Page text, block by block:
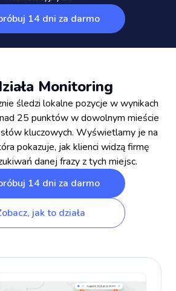
14 dni za darmo
Monitoring
śledzi lokalne pozycje w wynikach
25 punktów w dowolnym mieście
kluczowych. Wyświetlamy je na
pokazuje, jak klienci widzą firmę
danej frazy z tych miejsc.
14 dni za darmo
jak to działa